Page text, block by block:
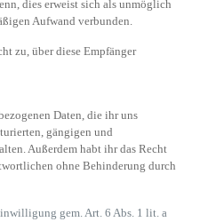
dies erweist sich als unmöglich
Aufwand verbunden.
zu, über diese Empfänger
Daten, die ihr uns
gängigen und
Außerdem habt ihr das Recht
ohne Behinderung durch
gem. Art. 6 Abs. 1 lit. a